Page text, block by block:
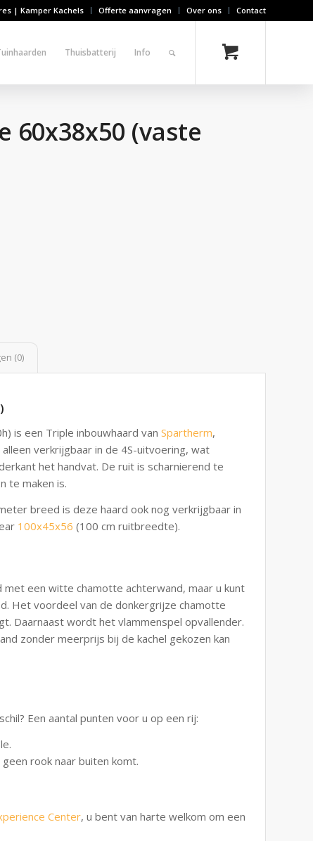
| Kamper Kachels Offerte aanvragen Over ons Contact
Thuisbatterij Info
(vaste
(0)
is een Triple inbouwhaard vanSpartherm,
verkrijgbaar in de 4S-uitvoering, wat
het handvat. De ruit is scharnierend te
te maken is.
breed is deze haard ook nog verkrijgbaar in
100x45x56 (100 cm ruitbreedte).
een witte chamotte achterwand, maar u kunt
Het voordeel van de donkergrijze chamotte
Daarnaast wordt het vlammenspel opvallender.
zonder meerprijs bij de kachel gekozen kan
Een aantal punten voor u op een rij:
rook naar buiten komt.
Center, u bent van harte welkom om een